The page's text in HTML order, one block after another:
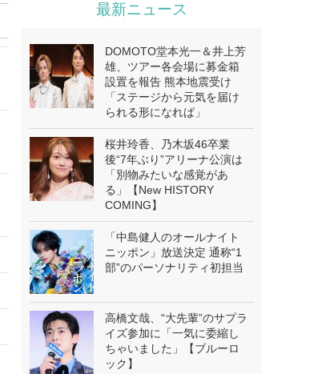
最新ニュース
DOMOTO堂本光一＆井上芳
雄、ツアー各会場に募金箱
設置を報告 熊本地震受け
「ステージから元気を届け
られる形になれば」
桜井玲香、乃木坂46卒業
後“7年ぶり”アリーナ公演は
「別物みたいな感覚があ
る」【New HISTORY
COMING】
「中島健人のオールナイト
ニッポン」放送決定 通称“1
部”のパーソナリティ初担当
高橋文哉、“大先輩”のサプラ
イズ参加に「一気に委縮し
ちゃいました」【ブルーロ
ック】